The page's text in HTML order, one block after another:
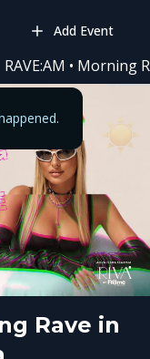
Add Event
RAVE:AM • Morning
Rave in